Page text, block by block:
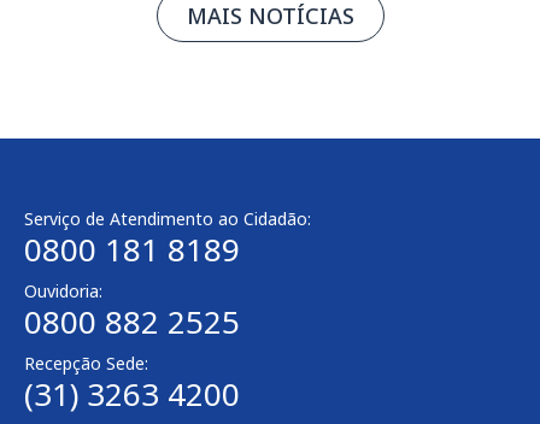
MAIS NOTÍCIAS
Serviço de Atendimento ao Cidadão:
0800 181 8189
Ouvidoria:
0800 882 2525
Recepção Sede:
(31) 3263 4200